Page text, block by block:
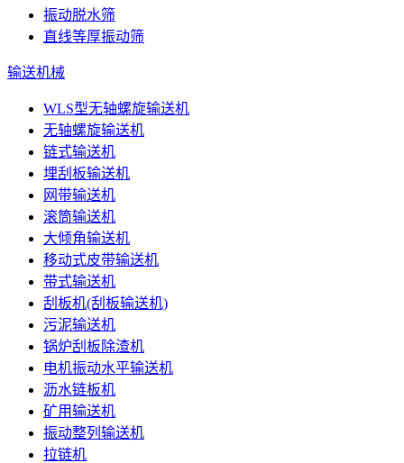
振动脱水筛
直线等厚振动筛
输送机械
WLS型无轴螺旋输送机
无轴螺旋输送机
链式输送机
埋刮板输送机
网带输送机
滚筒输送机
大倾角输送机
移动式皮带输送机
带式输送机
刮板机(刮板输送机)
污泥输送机
锅炉刮板除渣机
电机振动水平输送机
沥水链板机
矿用输送机
振动整列输送机
拉链机